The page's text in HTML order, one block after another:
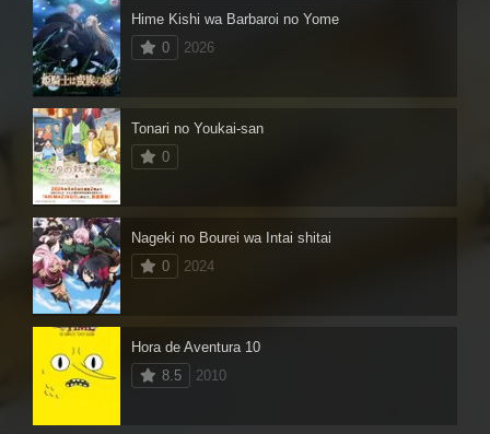
Hime Kishi wa Barbaroi no Yome
0
2026
Tonari no Youkai-san
0
Nageki no Bourei wa Intai shitai
0
2024
Hora de Aventura 10
8.5
2010